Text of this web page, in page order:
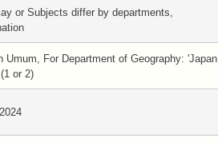
or Subjects differ by departments,
Umum, For Department of Geography: 'Japan
or 2)